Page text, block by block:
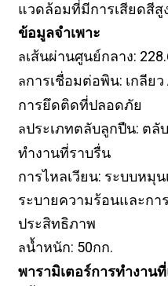
แวดล้อมที่มีการเสียดสีสู
ข้อมูลจำเพาะ
ลเส้นผ่านศูนย์กลาง:
ลการเชื่อมต่อพิน: เกลียว
การยึดติดที่ปลอดภัย
ลประเภทตลับลูกปืน: ตลั
ทำงานที่ราบรื่น
การไหลเวียน: ระบบหมุ
ระบายความร้อนและกา
ประสิทธิภาพ
ลน้ำหนัก: 50กก.
พารามิเตอร์การทำงาน